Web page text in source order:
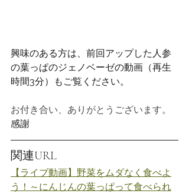
興味のある方は、前回アップした人参
の葉っぱのジェノベーゼの動画（再生
時間3分）もご覧ください。
お付き合い、ありがとうございます。
感謝
関連URL
【ライブ動画】野菜をムダなく食べよ
う！～にんじんの葉っぱって食べられ